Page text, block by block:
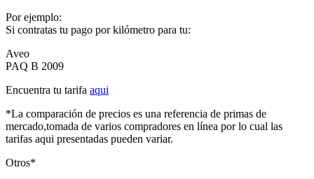
Por ejemplo:
Si contratas tu pago por kilómetro para tu:
Aveo
PAQ B 2009
Encuentra tu tarifa aqui
*La comparación de precios es una referencia de primas de
mercado,tomada de varios compradores en línea por lo cual las
tarifas aqui presentadas pueden variar.
Otros*